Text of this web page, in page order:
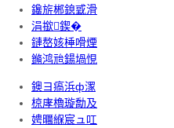
鑱旂郴鎴戜滑
涓撳鍥�
鏈嶅姟棰嗗煙
鏅鸿兘鍚堝悓
鐭ヨ瘑浜ф潈
椋庨櫓璇勪及
娉曞緥宸ュ叿